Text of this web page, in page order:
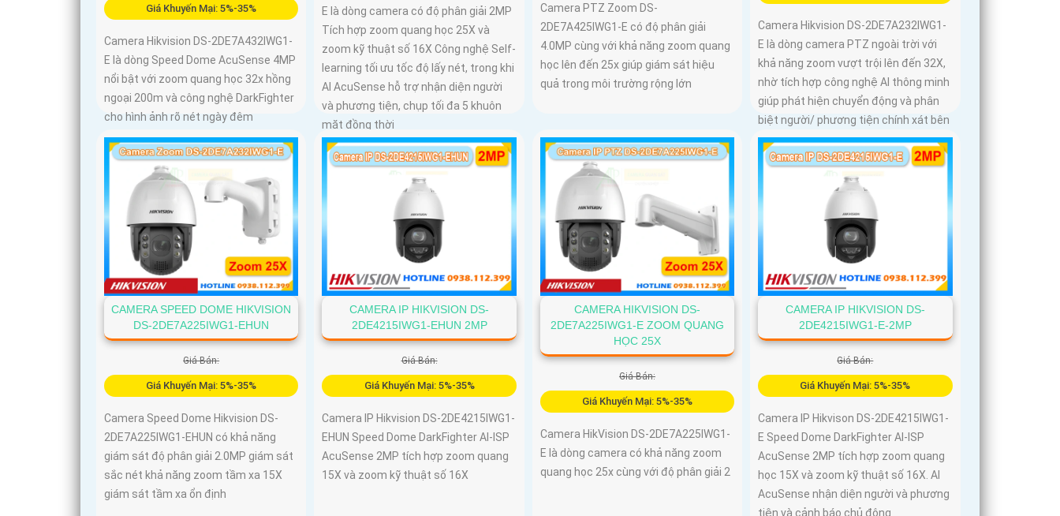
Giá Khuyến Mại: 5%-35%
Camera Hikvision DS-2DE7A432IWG1-
E là dòng Speed Dome AcuSense 4MP
nổi bật với zoom quang học 32x hồng
ngoại 200m và công nghệ DarkFighter
cho hình ảnh rõ nét ngày đêm
E là dòng camera có độ phân giải 2MP
Tích hợp zoom quang học 25X và
zoom kỹ thuật số 16X Công nghệ Self-
learning tối ưu tốc độ lấy nét, trong khi
AI AcuSense hỗ trợ nhận diện người
và phương tiện, chụp tối đa 5 khuôn
mặt đồng thời
Camera PTZ Zoom DS-
2DE7A425IWG1-E có độ phân giải
4.0MP cùng với khả năng zoom quang
học lên đến 25x giúp giám sát hiệu
quả trong môi trường rộng lớn
Camera Hikvision DS-2DE7A232IWG1-
E là dòng camera PTZ ngoài trời với
khả năng zoom vượt trội lên đến 32X,
nhờ tích hợp công nghệ AI thông minh
giúp phát hiện chuyển động và phân
biệt người/ phương tiện chính xát bên
cạnh đó là c và loa dược tích hợp
mang đến trãi nghiệm giám sát có âm
CAMERA SPEED DOME HIKVISION
DS-2DE7A225IWG1-EHUN
Giá Bán:
Giá Khuyến Mại: 5%-35%
Camera Speed Dome Hikvision DS-
2DE7A225IWG1-EHUN có khả năng
giám sát độ phân giải 2.0MP giám sát
sắc nét khả năng zoom tầm xa 15X
giám sát tầm xa ổn định
CAMERA IP HIKVISION DS-
2DE4215IWG1-EHUN 2MP
Giá Bán:
Giá Khuyến Mại: 5%-35%
Camera IP Hikvision DS-2DE4215IWG1-
EHUN Speed Dome DarkFighter AI-ISP
AcuSense 2MP tích hợp zoom quang
15X và zoom kỹ thuật số 16X
CAMERA HIKVISION DS-
2DE7A225IWG1-E ZOOM QUANG
HỌC 25X
Giá Bán:
Giá Khuyến Mại: 5%-35%
Camera HikVision DS-2DE7A225IWG1-
E là dòng camera có khả năng zoom
quang học 25x cùng với độ phân giải 2
CAMERA IP HIKVISION DS-
2DE4215IWG1-E-2MP
Giá Bán:
Giá Khuyến Mại: 5%-35%
Camera IP Hikvison DS-2DE4215IWG1-
E Speed Dome DarkFighter AI-ISP
AcuSense 2MP tích hợp zoom quang
học 15X và zoom kỹ thuật số 16X. AI
AcuSense nhận diện người và phương
tiện và cảnh báo chủ động